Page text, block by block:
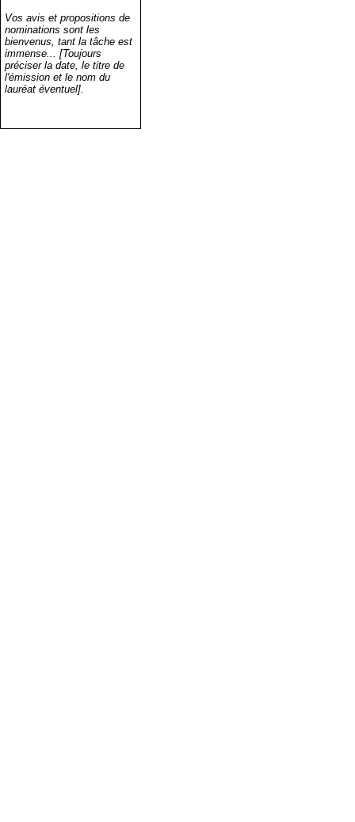
Vos avis et propositions de
nominations sont les
bienvenus, tant la tâche est
immense... [Toujours
préciser la date, le titre de
l'émission et le nom du
lauréat éventuel].